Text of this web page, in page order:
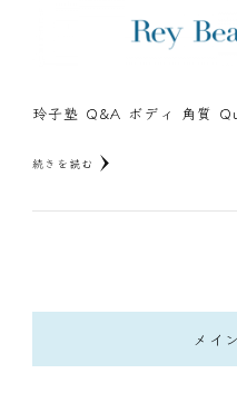
玲子塾 Q&A ボディ 角質
続きを読む
メイ